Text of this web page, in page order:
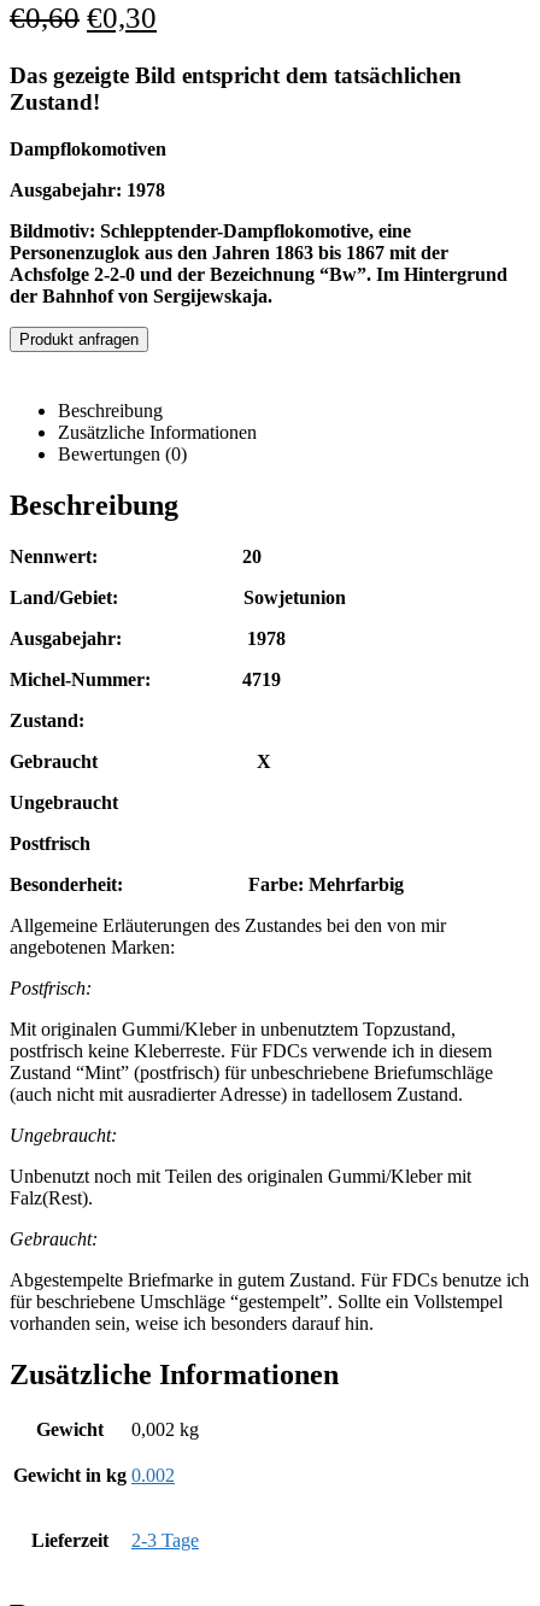
€0,60 €0,30
Das gezeigte Bild entspricht dem tatsächlichen
Zustand!
Dampflokomotiven
Ausgabejahr: 1978
Bildmotiv: Schlepptender-Dampflokomotive, eine
Personenzuglok aus den Jahren 1863 bis 1867 mit der
Achsfolge 2-2-0 und der Bezeichnung “Bw”. Im Hintergrund
der Bahnhof von Sergijewskaja.
Produkt anfragen
Beschreibung
Zusätzliche Informationen
Bewertungen (0)
Beschreibung
Nennwert: 20
Land/Gebiet: Sowjetunion
Ausgabejahr: 1978
Michel-Nummer: 4719
Zustand:
Gebraucht X
Ungebraucht
Postfrisch
Besonderheit: Farbe: Mehrfarbig
Allgemeine Erläuterungen des Zustandes bei den von mir
angebotenen Marken:
Postfrisch:
Mit originalen Gummi/Kleber in unbenutztem Topzustand,
postfrisch keine Kleberreste. Für FDCs verwende ich in diesem
Zustand “Mint” (postfrisch) für unbeschriebene Briefumschläge
(auch nicht mit ausradierter Adresse) in tadellosem Zustand.
Ungebraucht:
Unbenutzt noch mit Teilen des originalen Gummi/Kleber mit
Falz(Rest).
Gebraucht:
Abgestempelte Briefmarke in gutem Zustand. Für FDCs benutze ich
für beschriebene Umschläge “gestempelt”. Sollte ein Vollstempel
vorhanden sein, weise ich besonders darauf hin.
Zusätzliche Informationen
Gewicht 0,002 kg
Gewicht in kg 0.002
Lieferzeit 2-3 Tage